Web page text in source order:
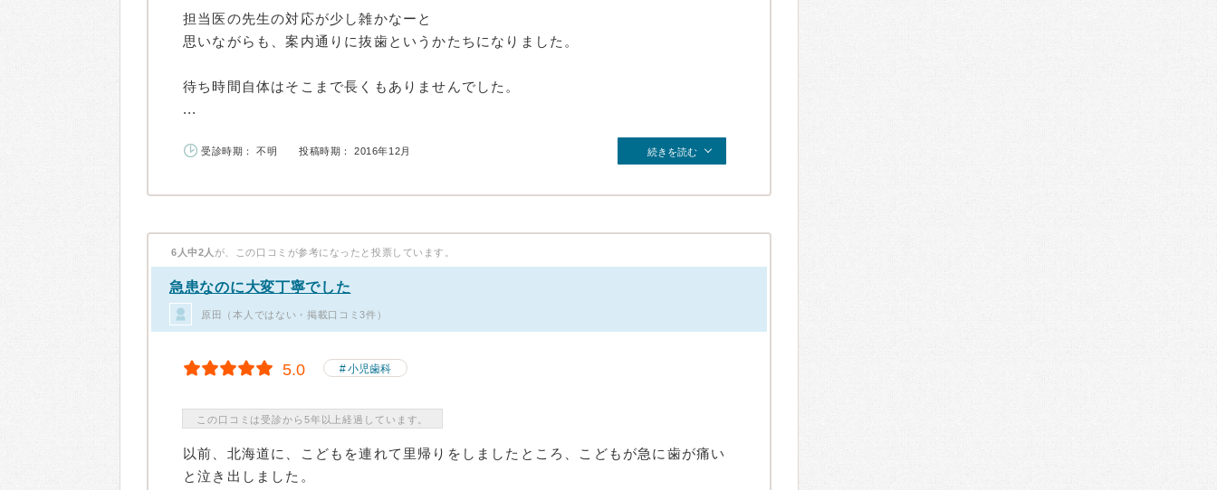
担当医の先生の対応が少し雑かなーと
思いながらも、案内通りに抜歯というかたちになりました。
待ち時間自体はそこまで長くもありませんでした。
...
受診時期： 不明 投稿時期： 2016年12月 続きを読む
6人中2人 が、この口コミが参考になったと投票しています。
急患なのに大変丁寧でした
原田（本人ではない・掲載口コミ3件）
5.0 小児歯科
この口コミは受診から5年以上経過しています。
以前、北海道に、こどもを連れて里帰りをしましたところ、こどもが急に歯が痛い
と泣き出しました。